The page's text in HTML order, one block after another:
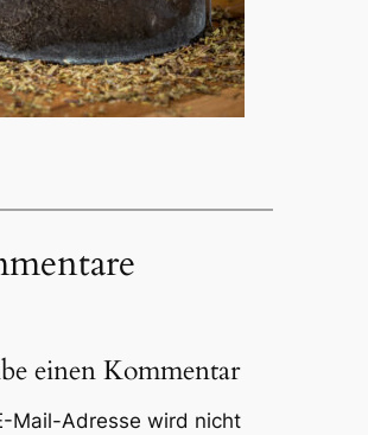
einen Kommentar
Mail-Adresse wird nicht